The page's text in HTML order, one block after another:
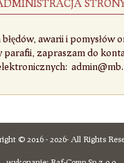
błędów, awarii i pomysłów
parafii, zapraszam do
© 2016 - 2026- All Rights